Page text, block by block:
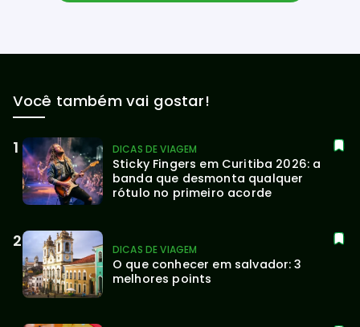
Você também vai gostar!
DICAS DE VIAGEM
Sticky Fingers em Curitiba 2026: a
banda que desmonta qualquer
rótulo no primeiro acorde
DICAS DE VIAGEM
O que conhecer em salvador: 3
melhores points